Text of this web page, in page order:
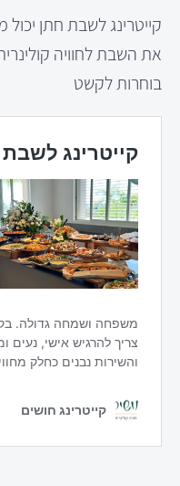
קייטרינג לשבת חתן
את השבת לחוויה
בוחרות לקשט